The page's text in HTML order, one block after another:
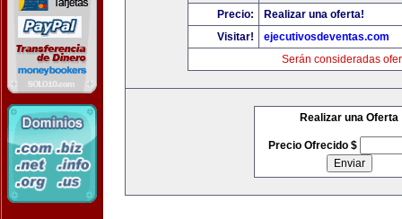
Precio:
Realizar una oferta!
Visitar!
ejecutivosdeventas.com
Serán consideradas
Realizar una Oferta
Precio Ofrecido $